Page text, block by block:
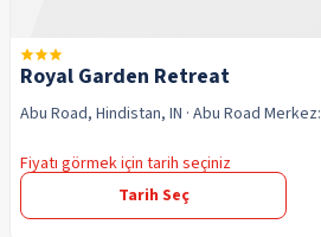
Royal Garden Retreat
Abu Road, Hindistan, IN · Abu Road Merkez:
Fiyatı görmek için tarih seçiniz
Tarih Seç